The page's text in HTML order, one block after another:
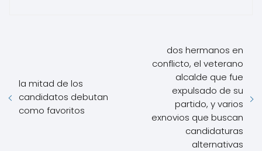
la mitad de los
candidatos debutan
como favoritos
dos hermanos en
conflicto, el veterano
alcalde que fue
expulsado de su
partido, y varios
exnovios que buscan
candidaturas
alternativas